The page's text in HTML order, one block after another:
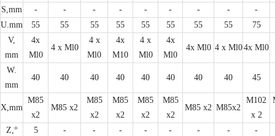
S,mm
- - - - - - - -
-
U.mm
55 55 55 55 55 55 55 55
75
V,
mm
4x
Ml0
4 x Ml0
4 x
Ml0
4x
M10
4 x
Ml0
4x
Ml0
4x Ml0 4 x Ml04x Ml0
W.
mm
40 40 40 40 40 40 40 40 45
X,mm
M85
x2
M85 x2
M85
x2
M85
x2
M85
x2
M85
x2
M85 x2 M85x2
M102
x 2
Z,° 5 - - - - - - - -